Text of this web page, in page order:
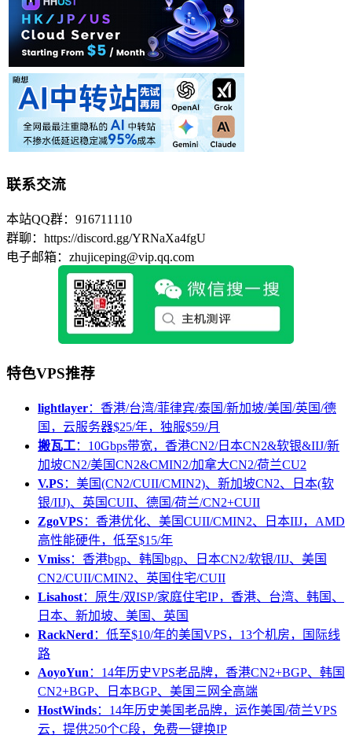
联系交流
本站QQ群：916711110
群聊：https://discord.gg/YRNaXa4fgU
电子邮箱：zhujiceping@vip.qq.com
特色VPS推荐
lightlayer：香港/台湾/菲律宾/泰国/新加坡/美国/英国/德
国，云服务器$25/年，独服$59/月
搬瓦工：10Gbps带宽，香港CN2/日本CN2&软银&IIJ/新
加坡CN2/美国CN2&CMIN2/加拿大CN2/荷兰CU2
V.PS：美国(CN2/CUII/CMIN2)、新加坡CN2、日本(软
银/IIJ)、英国CUII、德国/荷兰/CN2+CUII
ZgoVPS：香港优化、美国CUII/CMIN2、日本IIJ，AMD
高性能硬件，低至$15/年
Vmiss：香港bgp、韩国bgp、日本CN2/软银/IIJ、美国
CN2/CUII/CMIN2、英国住宅/CUII
Lisahost：原生/双ISP/家庭住宅IP，香港、台湾、韩国、
日本、新加坡、美国、英国
RackNerd ：低至$10/年的美国VPS，13个机房，国际线
路
AoyoYun ：14年历史VPS老品牌，香港CN2+BGP、韩国
CN2+BGP、日本BGP、美国三网全高端
HostWinds：14年历史美国老品牌，运作美国/荷兰VPS
云，提供250个C段，免费一键换IP